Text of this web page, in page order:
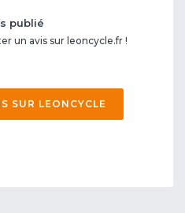
publié
un avis sur leoncycle.fr !
SUR LEONCYCLE